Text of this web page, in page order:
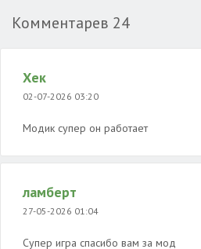
Комментарев 24
Хек
02-07-2026 03:20
Модик супер он работает
ламберт
27-05-2026 01:04
Супер игра спасибо вам за мод